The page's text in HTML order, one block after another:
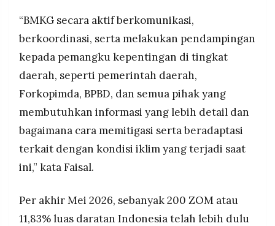
“BMKG secara aktif berkomunikasi,
berkoordinasi, serta melakukan pendampingan
kepada pemangku kepentingan di tingkat
daerah, seperti pemerintah daerah,
Forkopimda, BPBD, dan semua pihak yang
membutuhkan informasi yang lebih detail dan
bagaimana cara memitigasi serta beradaptasi
terkait dengan kondisi iklim yang terjadi saat
ini,” kata Faisal.
Per akhir Mei 2026, sebanyak 200 ZOM atau
11,83% luas daratan Indonesia telah lebih dulu